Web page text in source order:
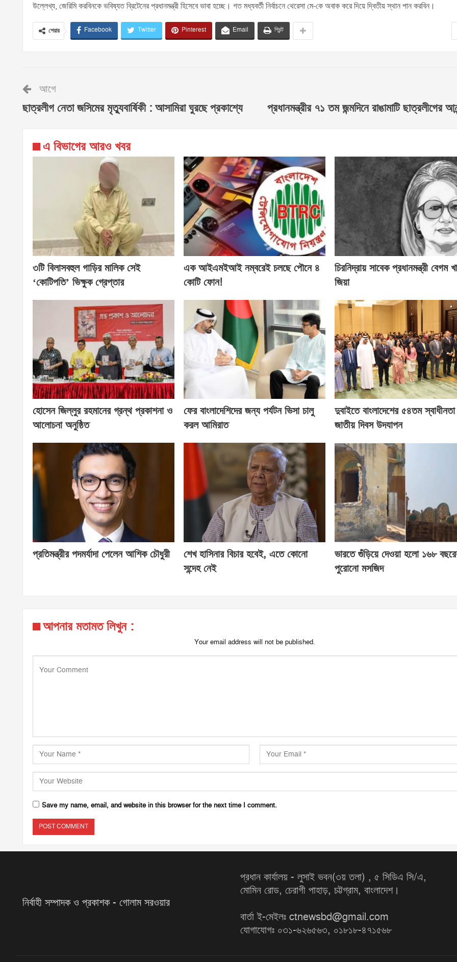
উল্লেখ্য, জেরিমি করবিনকে ভবিষ্যত ব্রিটেনের প্রধানমন্ত্রী হিসেবে ভাবা হচ্ছে। গত মধ্যবর্তী নির্বাচনে থেরেসা মে-কে অবাক করে দিয়ে দ্বিতীয় স্থান পান করবিন।
শেয়ার Facebook Twitter Pinterest Email প্রিন্ট
আগে
ছাত্রলীগ নেতা জসিমের মৃত্যুবার্ষিকী : আসামিরা ঘুরছে প্রকাশ্যে প্রধানমন্ত্রীর ৭১ তম জন্মদিনে রাঙামাটি ছাত্রলীগের
এ বিভাগের আরও খবর
৩টি বিলাসবহুল গাড়ির মালিক সেই
‘কোটিপতি’ ভিক্ষুক গ্রেপ্তার
এক আইএমইআই নম্বরেই চলছে পৌনে ৪
কোটি ফোন!
চিরনিদ্রায় সাবেক প্রধানমন্ত্রী বেগম
জিয়া
হোসেন জিল্লুর রহমানের গ্রন্থ প্রকাশনা ও
আলোচনা অনুষ্ঠিত
ফের বাংলাদেশিদের জন্য পর্যটন ভিসা চালু
করল আমিরাত
দুবাইতে বাংলাদেশের ৫৪তম
জাতীয় দিবস উদযাপন
প্রতিমন্ত্রীর পদমর্যাদা পেলেন আশিক চৌধুরী
শেখ হাসিনার বিচার হবেই, এতে কোনো
সন্দেহ নেই
ভারতে গুঁড়িয়ে দেওয়া হলো ১৬৮
পুরোনো মসজিদ
আপনার মতামত লিখুন :
Your email address will not be published.
Save my name, email, and website in this browser for the next time I comment.
নির্বাহী সম্পাদক ও প্রকাশক - গোলাম সরওয়ার
প্রধান কার্যালয় - লুসাই ভবন(৩য় তলা) , ৫ সিডিএ সি/এ,
মোমিন রোড, চেরাগী পাহাড়, চট্টগ্রাম, বাংলাদেশ।
বার্তা ই-মেইলঃ ctnewsbd@gmail.com
যোগাযোগঃ ০৩১-৬২৬৫৬৩, ০১৮১৮-৪৭১৫৬৮